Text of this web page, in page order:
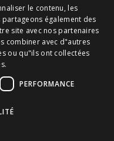
SPANISH
CAT
FRENCH
le contenu, les
également des
site avec nos partenaires
combiner avec d"autres
ou qu"ils ont collectées
PERFORMANCE